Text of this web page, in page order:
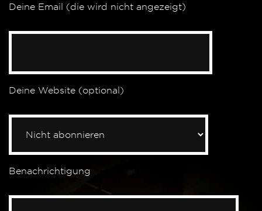
Deine Email (die wird nicht angezeigt)
Deine Website (optional)
Benachrichtigung